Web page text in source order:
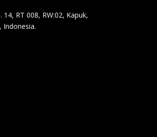
14, RT 008, RW:02, Kapuk,
Indonesia.